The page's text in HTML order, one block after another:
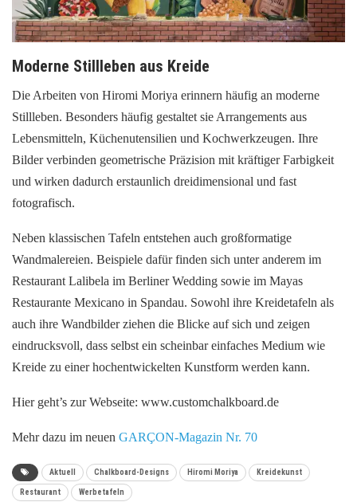
Moderne Stillleben aus Kreide
Die Arbeiten von Hiromi Moriya erinnern häufig an moderne
Stillleben. Besonders häufig gestaltet sie Arrangements aus
Lebensmitteln, Küchenutensilien und Kochwerkzeugen. Ihre
Bilder verbinden geometrische Präzision mit kräftiger Farbigkeit
und wirken dadurch erstaunlich dreidimensional und fast
fotografisch.
Neben klassischen Tafeln entstehen auch großformatige
Wandmalereien. Beispiele dafür finden sich unter anderem im
Restaurant Lalibela im Berliner Wedding sowie im Mayas
Restaurante Mexicano in Spandau. Sowohl ihre Kreidetafeln als
auch ihre Wandbilder ziehen die Blicke auf sich und zeigen
eindrucksvoll, dass selbst ein scheinbar einfaches Medium wie
Kreide zu einer hochentwickelten Kunstform werden kann.
Hier geht’s zur Webseite: www.customchalkboard.de
Mehr dazu im neuen GARÇON-Magazin Nr. 70
Aktuell Chalkboard-Designs Hiromi Moriya Kreidekunst
Restaurant Werbetafeln